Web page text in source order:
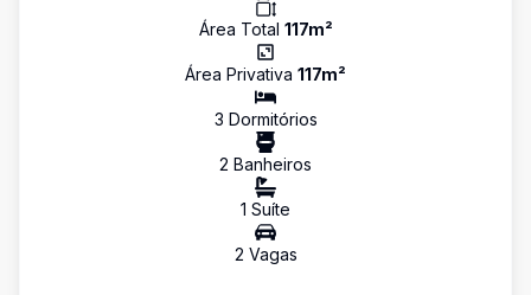
Área Total 117m²
Área Privativa 117m²
3 Dormitórios
2 Banheiros
1 Suíte
2 Vagas